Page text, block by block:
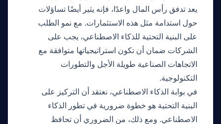
يعد تدفق رأس المال واعدًا، فإنه يثير أيضًا تساؤلات
حول استدامة مثل هذه الاستثمارات. مع نمو الطلب
على البنية التحتية للذكاء الاصطناعي، يجب على
الشركات ضمان أن تكون استراتيجياتها متوافقة مع
الاتجاهات الصناعية طويلة الأجل والتطورات
التكنولوجية.
في بوابة الذكاء الاصطناعي، نعتقد أن التركيز على
البنية التحتية هو خطوة ضرورية في تطور الذكاء
الاصطناعي. ومع ذلك، من الضروري أن تحافظ